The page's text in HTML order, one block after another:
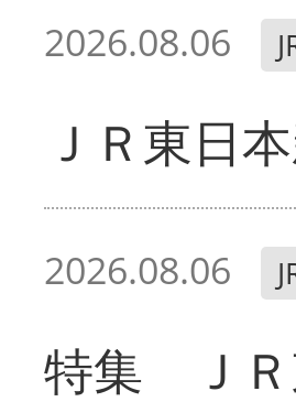
2026.08.06
ＪＲ東日
2026.08.06
特集 ＪＲ